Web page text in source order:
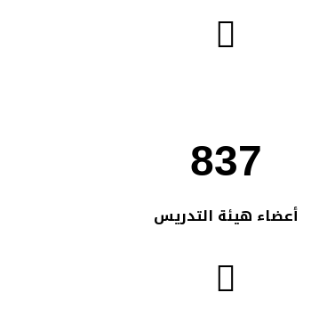
837
أعضاء هيئة التدريس